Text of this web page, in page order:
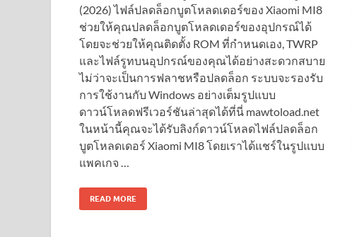
(2026) ไฟล์ปลดล็อกบูตโหลดเดอร์ของ Xiaomi MI8
ช่วยให้คุณปลดล็อกบูตโหลดเดอร์ของอุปกรณ์ได้
โดยจะช่วยให้คุณติดตั้ง ROM ที่กำหนดเอง, TWRP
และไฟล์รูทบนอุปกรณ์ของคุณได้อย่างสะดวกสบาย
ไม่ว่าจะเป็นการฟลาชหรือปลดล็อก ระบบจะรองรับ
การใช้งานกับ Windows อย่างเต็มรูปแบบ
ดาวน์โหลดฟรีเวอร์ชันล่าสุดได้ที่นี่ mawtoload.net
ในหน้านี้คุณจะได้รับลิงก์ดาวน์โหลดไฟล์ปลดล็อก
บูตโหลดเดอร์ Xiaomi MI8 โดยเราได้แชร์ในรูปแบบ
แพคเกจ …
READ MORE